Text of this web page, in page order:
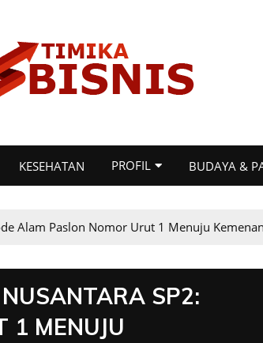
KESEHATAN PROFIL BUDAYA &
Alam Paslon Nomor Urut 1 Menuju
SP2:
1 MENUJU